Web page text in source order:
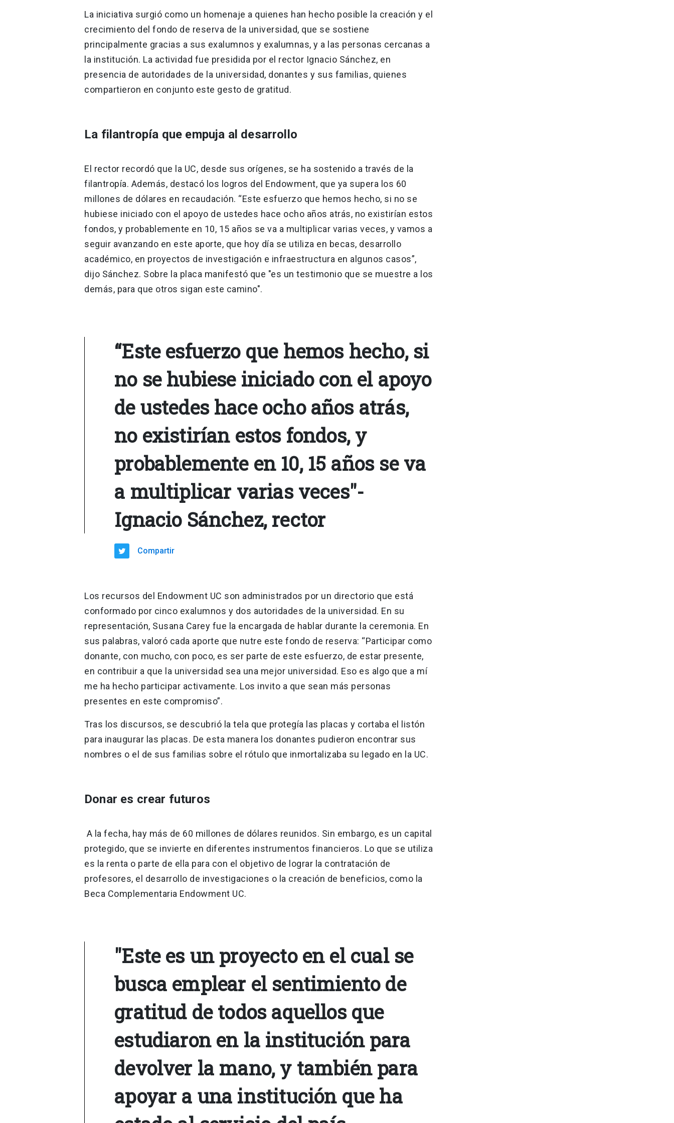
La iniciativa surgió como un homenaje a quienes han hecho posible la creación y el
crecimiento del fondo de reserva de la universidad, que se sostiene
principalmente gracias a sus exalumnos y exalumnas, y a las personas cercanas a
la institución. La actividad fue presidida por el rector Ignacio Sánchez, en
presencia de autoridades de la universidad, donantes y sus familias, quienes
compartieron en conjunto este gesto de gratitud.
La filantropía que empuja al desarrollo
El rector recordó que la UC, desde sus orígenes, se ha sostenido a través de la
filantropía. Además, destacó los logros del Endowment, que ya supera los 60
millones de dólares en recaudación. “Este esfuerzo que hemos hecho, si no se
hubiese iniciado con el apoyo de ustedes hace ocho años atrás, no existirían estos
fondos, y probablemente en 10, 15 años se va a multiplicar varias veces, y vamos a
seguir avanzando en este aporte, que hoy día se utiliza en becas, desarrollo
académico, en proyectos de investigación e infraestructura en algunos casos”,
dijo Sánchez. Sobre la placa manifestó que "es un testimonio que se muestre a los
demás, para que otros sigan este camino".
“Este esfuerzo que hemos hecho, si
no se hubiese iniciado con el apoyo
de ustedes hace ocho años atrás,
no existirían estos fondos, y
probablemente en 10, 15 años se va
a multiplicar varias veces"-
Ignacio Sánchez, rector
Compartir
Los recursos del Endowment UC son administrados por un directorio que está
conformado por cinco exalumnos y dos autoridades de la universidad. En su
representación, Susana Carey fue la encargada de hablar durante la ceremonia. En
sus palabras, valoró cada aporte que nutre este fondo de reserva: “Participar como
donante, con mucho, con poco, es ser parte de este esfuerzo, de estar presente,
en contribuir a que la universidad sea una mejor universidad. Eso es algo que a mí
me ha hecho participar activamente. Los invito a que sean más personas
presentes en este compromiso”.
Tras los discursos, se descubrió la tela que protegía las placas y cortaba el listón
para inaugurar las placas. De esta manera los donantes pudieron encontrar sus
nombres o el de sus familias sobre el rótulo que inmortalizaba su legado en la UC.
Donar es crear futuros
A la fecha, hay más de 60 millones de dólares reunidos. Sin embargo, es un capital
protegido, que se invierte en diferentes instrumentos financieros. Lo que se utiliza
es la renta o parte de ella para con el objetivo de lograr la contratación de
profesores, el desarrollo de investigaciones o la creación de beneficios, como la
Beca Complementaria Endowment UC.
"Este es un proyecto en el cual se
busca emplear el sentimiento de
gratitud de todos aquellos que
estudiaron en la institución para
devolver la mano, y también para
apoyar a una institución que ha